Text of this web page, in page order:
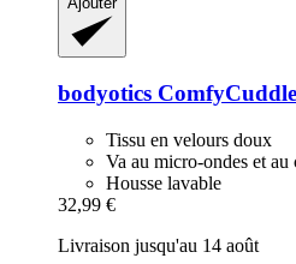
bodyotics
Tissu en velours doux
Va au micro-ondes et au
Housse lavable
32,99 €
Livraison jusqu'au 14 août